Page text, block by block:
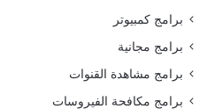
برامج كمبيوتر
برامج مجانية
برامج مشاهدة القنوات
برامج مكافحة الفيروسات